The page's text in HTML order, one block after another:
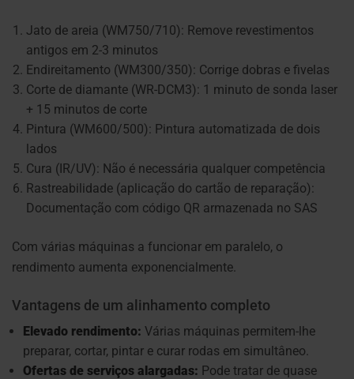
Jato de areia (WM750/710): Remove revestimentos
antigos em 2-3 minutos
Endireitamento (WM300/350): Corrige dobras e fivelas
Corte de diamante (WR-DCM3): 1 minuto de sonda laser
+ 15 minutos de corte
Pintura (WM600/500): Pintura automatizada de dois
lados
Cura (IR/UV): Não é necessária qualquer competência
Rastreabilidade (aplicação do cartão de reparação):
Documentação com código QR armazenada no SAS
Com várias máquinas a funcionar em paralelo, o
rendimento aumenta exponencialmente.
Vantagens de um alinhamento completo
Elevado rendimento: Várias máquinas permitem-lhe
preparar, cortar, pintar e curar rodas em simultâneo.
Ofertas de serviços alargadas: Pode tratar de quase